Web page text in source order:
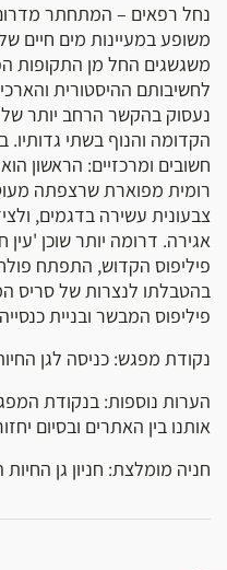
נחל רפאים – המתחתר
משופע במעיינות מים חיים
משגשגים החל מן התקופות
לחשיבותם ההיסטורית
נעסוק בהקשר הרחב יותר
הקדומה והנוף בשתי גדותיו.
חשובים ומרכזיים: הראשון
רומית מפוארת שרצפתה
צבעונית עשירה בדגמים,
אגירה. דרומה יותר שוכן
פיליפוס הקדוש, התפתח
בהטבלתו לנצרות של סריס
פיליפוס המבשר ובניית
נקודת מפגש: כניסה לגן
הערות נוספות: בנקודת
אותנו בין האתרים ובסיום
חניה מומלצת: חניון גן החיות